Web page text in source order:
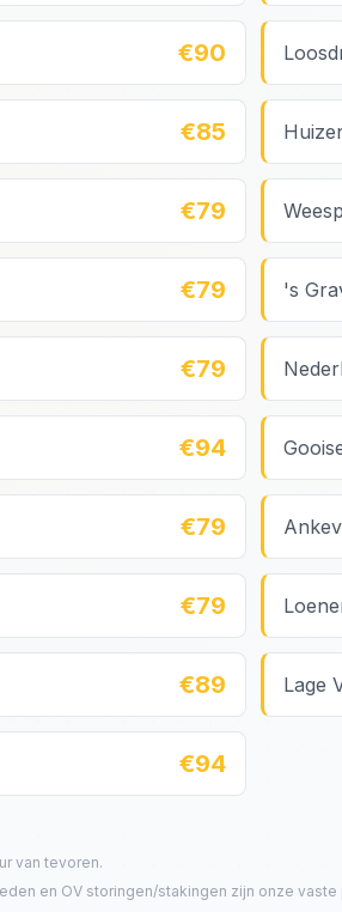
€90
€85
€79 Weesp
€79 's
€79
€94
€79
€79
€89 Lage
€94
van tevoren.
en OV storingen/stakingen zijn onze vaste